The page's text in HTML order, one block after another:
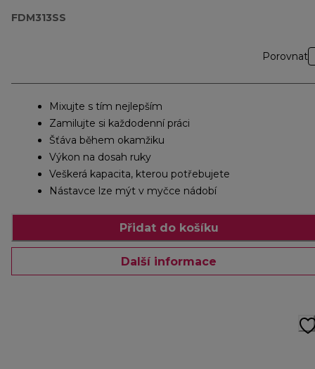
FDM313SS
Porovnat
Mixujte s tím nejlepším
Zamilujte si každodenní práci
Šťáva během okamžiku
Výkon na dosah ruky
Veškerá kapacita, kterou potřebujete
Nástavce lze mýt v myčce nádobí
Přidat do košíku
Další informace